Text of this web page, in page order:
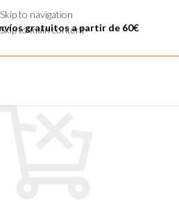
Skip to navigation
Skip to main content
gratuitos a partir de 60€